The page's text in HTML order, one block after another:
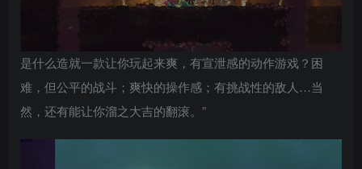
是什么造就一款让你玩起来爽，有宣泄感的动作游戏？困
难，但公平的战斗；爽快的操作感；有挑战性的敌人…当
然，还有能让你溜之大吉的翻滚。”